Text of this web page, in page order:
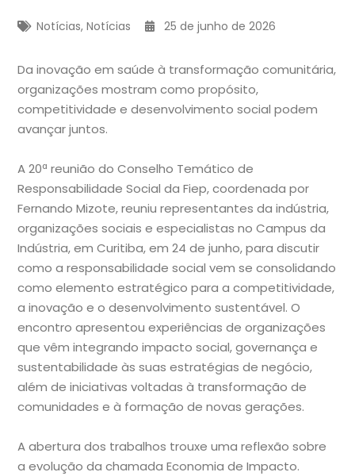
Notícias,Notícias 25 de junho de 2026
Da inovação em saúde à transformação comunitária,
organizações mostram como propósito,
competitividade e desenvolvimento social podem
avançar juntos.
A 20ª reunião do Conselho Temático de
Responsabilidade Social da Fiep, coordenada por
Fernando Mizote, reuniu representantes da indústria,
organizações sociais e especialistas no Campus da
Indústria, em Curitiba, em 24 de junho, para discutir
como a responsabilidade social vem se consolidando
como elemento estratégico para a competitividade,
a inovação e o desenvolvimento sustentável. O
encontro apresentou experiências de organizações
que vêm integrando impacto social, governança e
sustentabilidade às suas estratégias de negócio,
além de iniciativas voltadas à transformação de
comunidades e à formação de novas gerações.
A abertura dos trabalhos trouxe uma reflexão sobre
a evolução da chamada Economia de Impacto.